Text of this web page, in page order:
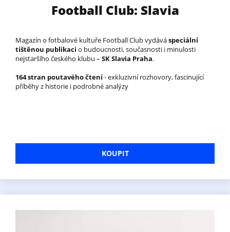
Football Club: Slavia
Magazín o fotbalové kultuře Football Club vydáváspeciální
tištěnou publikaci o budoucnosti, současnosti i minulosti
nejstaršího českého klubu – SK Slavia Praha.
164 stran poutavého čtení- exkluzivní rozhovory, fascinující
příběhy z historie i podrobné analýzy
KOUPIT